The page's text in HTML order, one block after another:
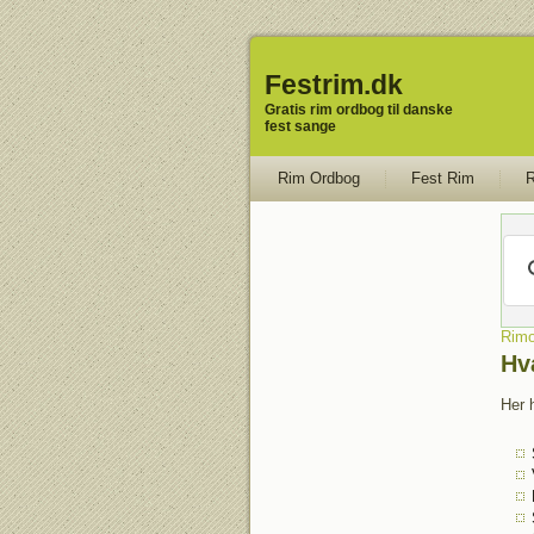
Festrim.dk
Gratis rim ordbog til danske
fest sange
Rim Ordbog Fest Rim
Her